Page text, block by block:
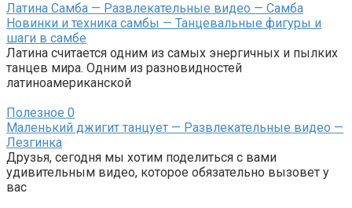
Латина Самба — Развлекательные видео — Самба
Новинки и техника самбы — Танцевальные фигуры и
шаги в самбе
Латина считается одним из самых энергичных и пылких
танцев мира. Одним из разновидностей
латиноамериканской
Полезное 0
Маленький джигит танцует — Развлекательные видео —
Лезгинка
Друзья, сегодня мы хотим поделиться с вами
удивительным видео, которое обязательно вызовет у
вас